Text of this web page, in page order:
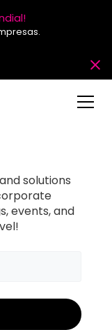
solutions
events, and
viaje
tu